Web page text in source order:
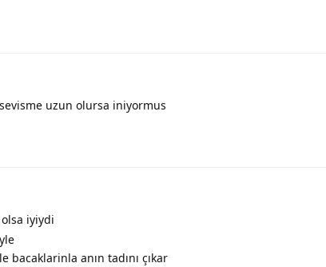
uzun olursa iniyormus
iyiydi
anın tadını çıkar